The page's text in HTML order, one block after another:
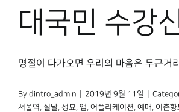
대국민 수강
명절이 다가오면 우리의 마음은 두근거
By dintro_admin 2019년 9월 11일
서울역, 설날, 성묘, 앱, 어플리케이션, 예매 , 이촌향